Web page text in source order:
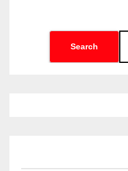
Search